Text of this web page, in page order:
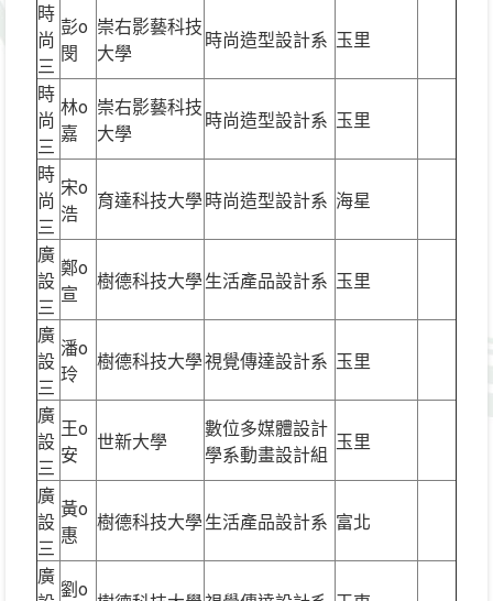
時
尚
三
彭o
閔
崇右影藝科技
大學
時尚造型設計系 玉里
時
尚
三
林o
嘉
崇右影藝科技
大學
時尚造型設計系 玉里
時
尚
三
宋o
浩
育達科技大學 時尚造型設計系 海星
廣
設
三
鄭o
宣
樹德科技大學生活產品設計系 玉里
廣
設
三
潘o
玲
樹德科技大學視覺傳達設計系 玉里
廣
設
三
王o
安
世新大學
數位多媒體設計
學系動畫設計組
玉里
廣
設
三
黃o
惠
樹德科技大學生活產品設計系 富北
廣
劉o